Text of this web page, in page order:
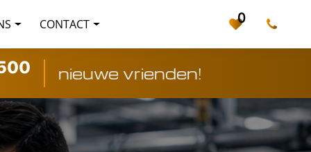
CONTACT 0
nieuwe vrienden!